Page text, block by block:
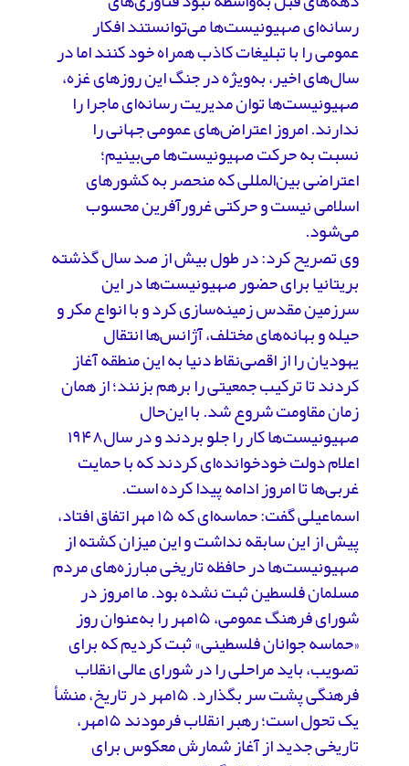
رسانه‌ای صهیونیست‌ها می‌توانستند افکار
عمومی را با تبلیغات کاذب همراه خود کنند اما در
سال‌های اخیر، به‌ویژه در جنگ این روزهای غزه،
صهیونیست‌ها توان مدیریت رسانه‌ای ماجرا را
ندارند. امروز اعتراض‌های عمومی جهانی را
نسبت به حرکت صهیونیست‌ها می‌بینیم؛
اعتراضی بین‌المللی که منحصر به کشورهای
اسلامی نیست و حرکتی غرورآفرین محسوب
می‌شود.
وی تصریح کرد: در طول بیش از صد سال گذشته
بریتانیا برای حضور صهیونیست‌ها در این
سرزمین مقدس زمینه‌سازی کرد و با انواع مکر و
حیله و بهانه‌های مختلف، آژانس‌ها انتقال
یهودیان را از اقصی‌نقاط دنیا به این منطقه آغاز
کردند تا ترکیب جمعیتی را برهم بزنند؛ از همان
زمان مقاومت‌ شروع شد. با این‌حال
صهیونیست‌ها کار را جلو بردند و در سال۱۹۴۸
اعلام دولت خودخوانده‌ای کردند که با حمایت
غربی‌ها تا امروز ادامه پیدا کرده است.
اسماعیلی گفت: حماسه‌ای که ۱۵ مهر اتفاق افتاد،
پیش از این سابقه نداشت و این میزان کشته از
صهیونیست‌ها در حافظه تاریخی مبارزه‌های مردم
مسلمان فلسطین ثبت نشده بود. ما امروز در
شورای فرهنگ عمومی، ۱۵مهر را به‌عنوان روز
«حماسه جوانان فلسطینی» ثبت کردیم که برای
تصویب، باید مراحلی را در شورای عالی انقلاب
فرهنگی پشت سر بگذارد. ۱۵مهر در تاریخ، منشأ
یک تحول است؛ رهبر انقلاب فرمودند ۱۵مهر،
تاریخی جدید از آغاز شمارش معکوس برای